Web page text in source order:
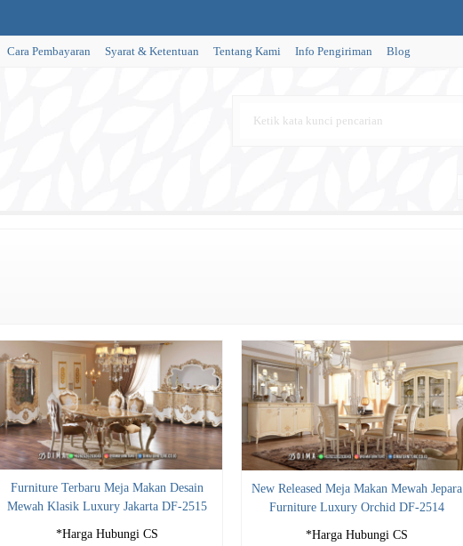
Cara Pembayaran Syarat & Ketentuan Tentang Kami Info Pengiriman Blog
Furniture Terbaru Meja Makan Desain
Mewah Klasik Luxury Jakarta DF-2515
*Harga Hubungi CS
New Released Meja Makan Mewah Jepara
Furniture Luxury Orchid DF-2514
*Harga Hubungi CS